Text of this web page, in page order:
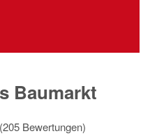
Baumarkt
(205Bewertungen)